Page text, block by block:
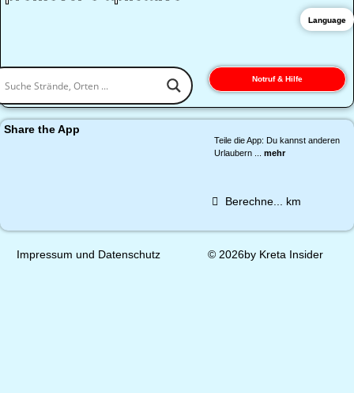
Notruf & Hilfe
Share the App
Teile die App: Du kannst anderen
Urlaubern ... mehr
Berechne... km
Impressum und Datenschutz © 2026by Kreta Insider
Language